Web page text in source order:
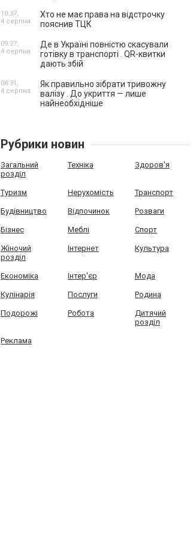
Хто не має права на відстрочку
пояснив ТЦК
10:37,
4 серпня
Де в Україні повністю скасували
готівку в транспорті . QR-квитки
дають збій
09:27,
4 серпня
Як правильно зібрати тривожну
валізу . До укриття — лише
найнеобхідніше
08:31,
4 серпня
Рубрики новин
Загальний
розділ
Техніка Здоров'я
Туризм Нерухомість Транспорт
Будівництво Відпочинок Розваги
Бізнес Меблі Спорт
Жіночий
розділ
Інтернет Культура
Економіка Інтер'єр Мода
Кулінарія Послуги Родина
Подорожі Робота
Дитячий
розділ
Реклама